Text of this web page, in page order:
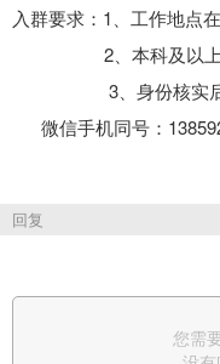
入群要求：1、工作地点
2、本科及以上学
3、身份核实后
微信手机同号：
回复
您需